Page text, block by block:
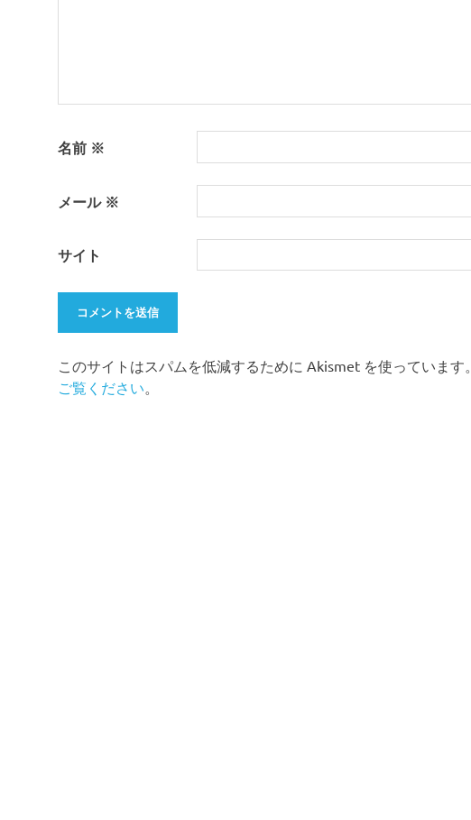
名前 ※
メール ※
サイト
このサイトはスパムを低減するために Akismet を使っています。
ご覧ください。